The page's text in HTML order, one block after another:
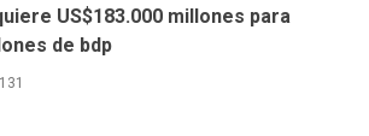
ÚLTIMA HORA
España impone controles
US$183.000 millones para
de bdp
131